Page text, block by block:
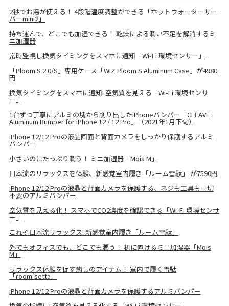
2秒でお湯が使える！ 4段階温度調整ができる「ホットウォーターサー
バーmini2」
持ち運んで、どこでも加湿できる！ 乾燥による潤い不足を解消するミ
ニ加湿器
常時監視し換気タイミングをスマホに通知「Wi-Fi 環境センサー」
「Ploom S 2.0/S」専用ケース「WIZ Ploom S Aluminum Case」が4980
円
換気タイミングをスマホに通知! 空気質を見える「Wi-Fi 環境センサ
ー」
1台ずつ丁寧にアルミの塊から削り出したiPhoneバンパー「CLEAVE
Aluminum Bumper for iPhone 12 / 12 Pro」（2021年1月下旬）
iPhone 12/12 Proの液晶画面と背面カメラをしっかり保護するアルミ
バンパー
小さいのにたっぷり潤う！ ミニ加湿器「Mois M」
日本流のリラックスを体験、新感覚室内履き「ルーム雪駄」 が7590円
iPhone 12/12 Proの液晶と背面カメラを保護する、ネジも工具も一切
不要のアルミバンパー
空気質を見える化！ スマホでCO2濃度を確認できる「Wi-Fi 環境センサ
ー」
これぞ日本流リラックス! 新感覚室内履き「ルーム雪駄」
外でもオフィスでも、どこでも潤う！ 机に置けるミニ加湿器「Mois
M」
リラックス体験を促す癒しのアイテム！ 室内で履く雪駄
「room'setta」
iPhone 12/12 Proの液晶と背面カメラを保護するアルミバンパー